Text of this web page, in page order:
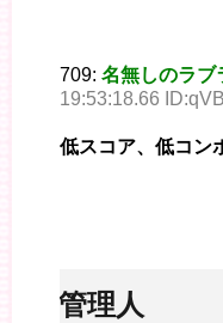
709: 名無しのラブ
19:53:18.66
低スコア、低コン
※管理人